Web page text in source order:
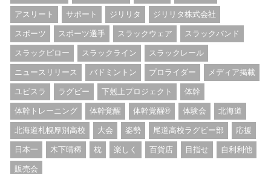
アスリート サポート ジリリタ ジリリタ株式会社
スポーツ スポーツ選手 スラックウェア スラックバンド
スラックピロー スラックライン スラックレール
ニュースリリース バドミントン プロライダー メディア掲載
ユビスラ ラグビー 下剋上プロジェクト 体幹
体幹トレーニング 体幹覚醒 体幹覚醒®︎ 体験会 北海道
北海道札幌厚別高校 大会 姿勢 尾道高校ラグビー部 応援
日本一 木下晴稀 枕 楽しく 百貨店 目指せ 自利利他
販売会